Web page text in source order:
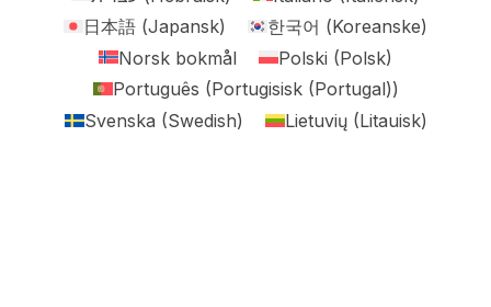
日本語 (Japansk) 한국어 (Koreanske)
Norsk bokmål
Polski (Polsk)
Português (Portugisisk (Portugal))
Svenska (Swedish) Lietuvių(Litauisk)